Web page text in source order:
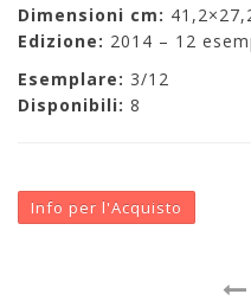
Dimensioni cm:
Edizione: 2014 – 12
Esemplare: 3/12
Disponibili: 8
Info per l'Acquisto